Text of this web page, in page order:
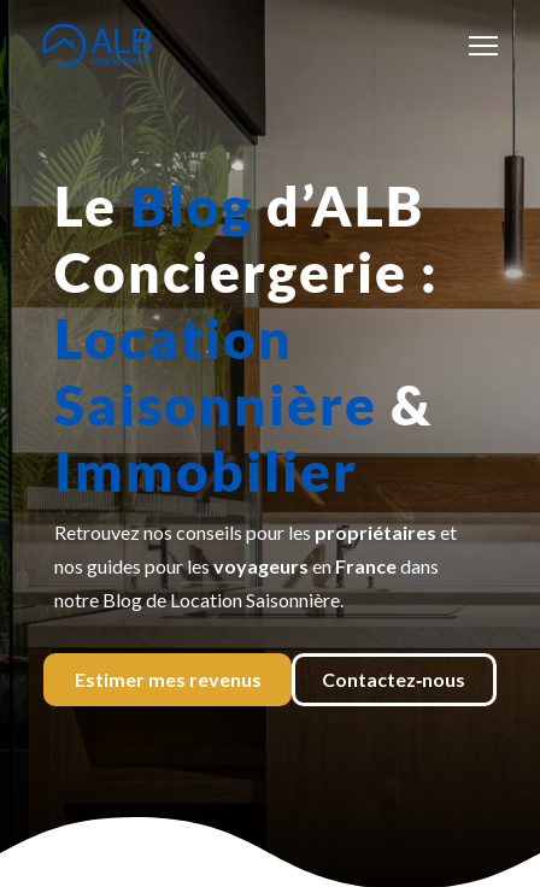
LeBlogd’ALB
Conciergerie :
Location
Saisonnière &
Immobilier
Retrouvez nos conseils pour lespropriétaireset
nos guides pour lesvoyageursenFrancedans
notre Blog de Location Saisonnière.
Estimer mes revenus Contactez‑nous